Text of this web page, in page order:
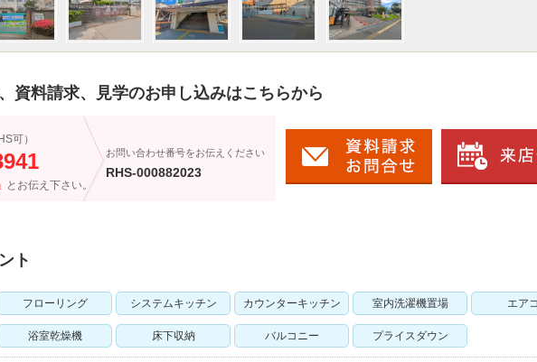
資料請求、見学のお申し込みはこちらから
可）
とお伝え下さい。
お問い合わせ番号をお伝えください
RHS-000882023
ト
フローリング システムキッチン カウンターキッチン 室内洗濯機置場 エア
浴室乾燥機 床下収納 バルコニー プライスダウン